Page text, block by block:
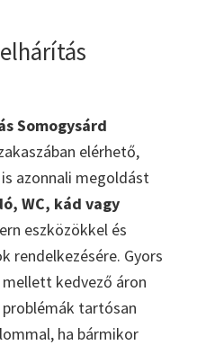
Somogysárd
elérhető,
azonnali megoldást
WC, kád vagy
eszközökkel és
rendelkezésére. Gyors
kedvező áron
tartósan
ha bármikor